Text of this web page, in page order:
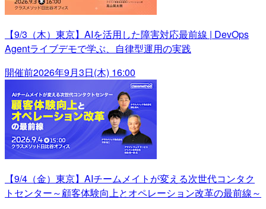
【9/3（木）東京】AIを活用した障害対応最前線 | DevOps
Agentライブデモで学ぶ、自律型運用の実践
開催前2026年9月3日(木) 16:00
【9/4（金）東京】AIチームメイトが変える次世代コンタク
トセンター～顧客体験向上とオペレーション改革の最前線～